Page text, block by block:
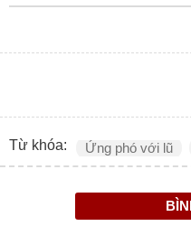
Từ khóa: Ứng phó với lũ